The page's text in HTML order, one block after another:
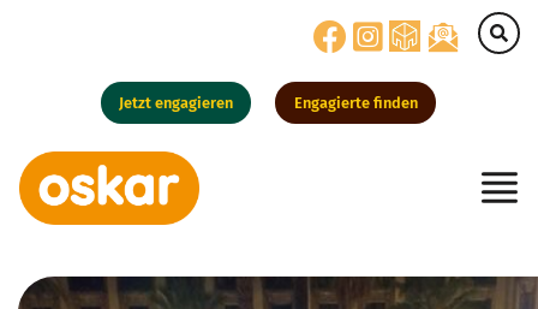
Jetzt engagieren Engagierte finden
Hauptnavigation